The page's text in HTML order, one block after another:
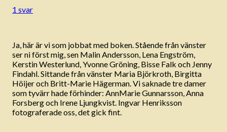
1 svar
Ja, här är vi som jobbat med boken. Stående från vänster
ser ni först mig, sen Malin Andersson, Lena Engström,
Kerstin Westerlund, Yvonne Gröning, Bisse Falk och Jenny
Findahl. Sittande från vänster Maria Björkroth, Birgitta
Höijer och Britt-Marie Hägerman. Vi saknade tre damer
som tyvärr hade förhinder: AnnMarie Gunnarsson, Anna
Forsberg och Irene Ljungkvist. Ingvar Henriksson
fotograferade oss, det gick fint.